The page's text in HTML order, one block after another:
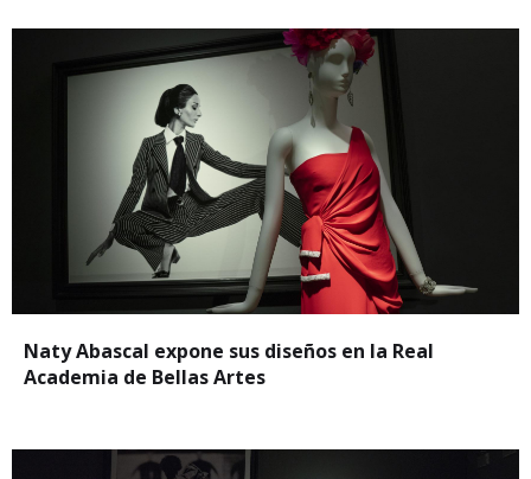
Naty Abascal expone sus diseños en la Real
Academia de Bellas Artes